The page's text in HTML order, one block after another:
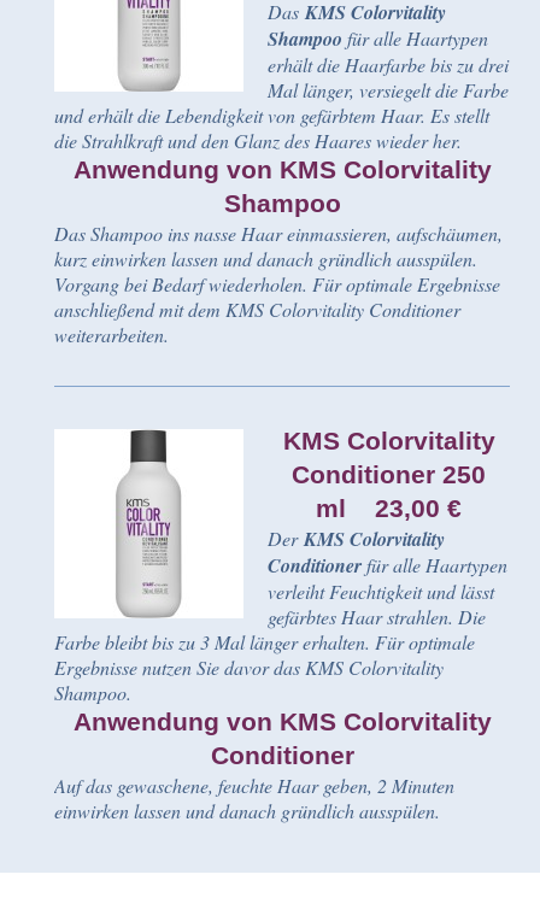
DasKMS Colorvitality
Shampoo für alle Haartypen
erhält die Haarfarbe bis zu drei
Mal länger, versiegelt die Farbe
und erhält die Lebendigkeit von gefärbtem Haar. Es stellt
die Strahlkraft und den Glanz des Haares wieder her.
Anwendung von KMS Colorvitality
Shampoo
Das Shampoo ins nasse Haar einmassieren, aufschäumen,
kurz einwirken lassen und danach gründlich ausspülen.
Vorgang bei Bedarf wiederholen. Für optimale Ergebnisse
anschließend mit dem KMS Colorvitality Conditioner
weiterarbeiten.
KMS Colorvitality
Conditioner 250
ml 23,00 €
DerKMS Colorvitality
Conditionerfür alle Haartypen
verleiht Feuchtigkeit und lässt
gefärbtes Haar strahlen. Die
Farbe bleibt bis zu 3 Mal länger erhalten. Für optimale
Ergebnisse nutzen Sie davor das KMS Colorvitality
Shampoo.
Anwendung von KMS Colorvitality
Conditioner
Auf das gewaschene, feuchte Haar geben, 2 Minuten
einwirken lassen und danach gründlich ausspülen.